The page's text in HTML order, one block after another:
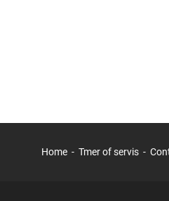
Home Tmer of servis